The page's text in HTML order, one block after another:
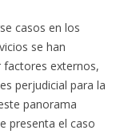
casos en los
se han
factores externos,
perjudicial para la
panorama
presenta el caso